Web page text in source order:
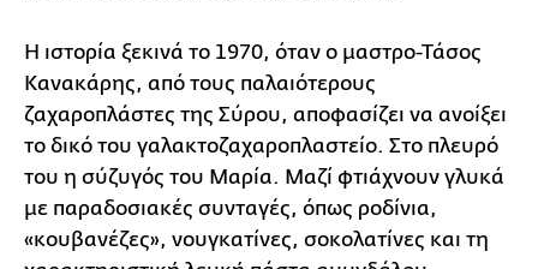
Η ιστορία ξεκινά το 1970, όταν ο μαστρο-Τάσος
Κανακάρης, από τους παλαιότερους
ζαχαροπλάστες της Σύρου, αποφασίζει να ανοίξει
το δικό του γαλακτοζαχαροπλαστείο. Στο πλευρό
του η σύζυγός του Μαρία. Μαζί φτιάχνουν γλυκά
με παραδοσιακές συνταγές, όπως ροδίνια,
«κουβανέζες», νουγκατίνες, σοκολατίνες και τη